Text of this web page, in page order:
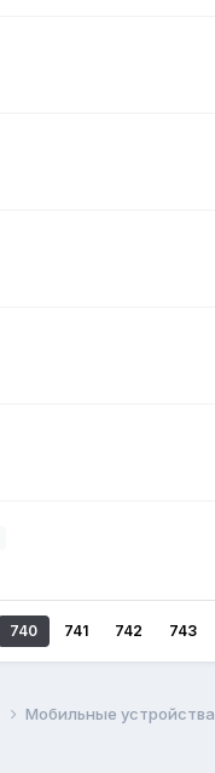
740 741 742 743
Мобильные устройства